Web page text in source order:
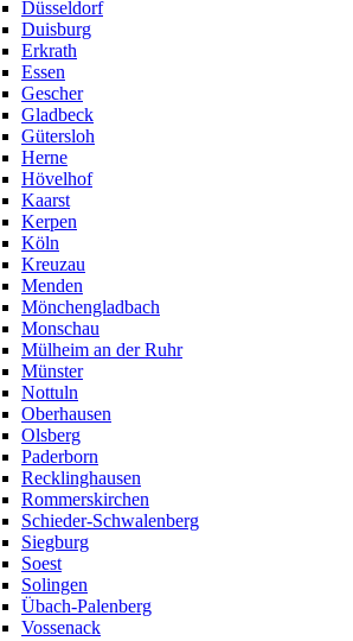
Düsseldorf
Duisburg
Erkrath
Essen
Gescher
Gladbeck
Gütersloh
Herne
Hövelhof
Kaarst
Kerpen
Köln
Kreuzau
Menden
Mönchengladbach
Monschau
Mülheim an der Ruhr
Münster
Nottuln
Oberhausen
Olsberg
Paderborn
Recklinghausen
Rommerskirchen
Schieder-Schwalenberg
Siegburg
Soest
Solingen
Übach-Palenberg
Vossenack